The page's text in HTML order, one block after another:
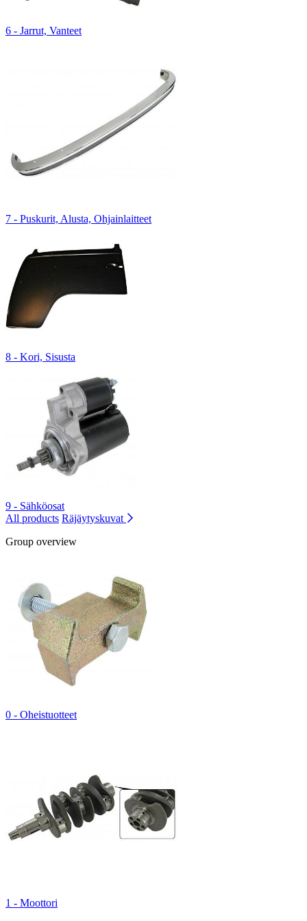
6 - Jarrut, Vanteet
7 - Puskurit, Alusta, Ohjainlaitteet
8 - Kori, Sisusta
9 - Sähköosat
All products Räjäytyskuvat
Group overview
0 - Oheistuotteet
1 - Moottori